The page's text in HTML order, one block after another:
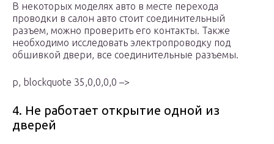
В некоторых моделях авто в месте перехода
проводки в салон авто стоит соединительный
разъем, можно проверить его контакты. Также
необходимо исследовать электропроводку под
обшивкой двери, все соединительные разъемы.
p, blockquote 35,0,0,0,0 –>
4. Не работает открытие одной из
дверей